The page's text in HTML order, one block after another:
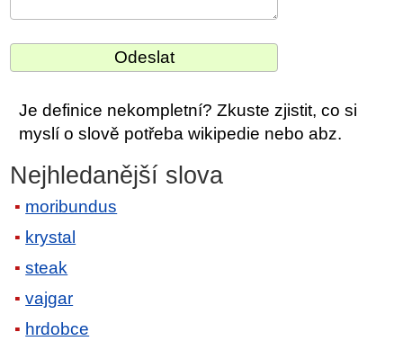
Je definice nekompletní? Zkuste zjistit, co si
myslí o slově potřeba wikipedie nebo abz.
Nejhledanější slova
moribundus
krystal
steak
vajgar
hrdobce